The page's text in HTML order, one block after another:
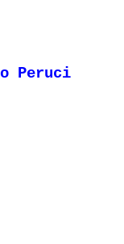
Peruci